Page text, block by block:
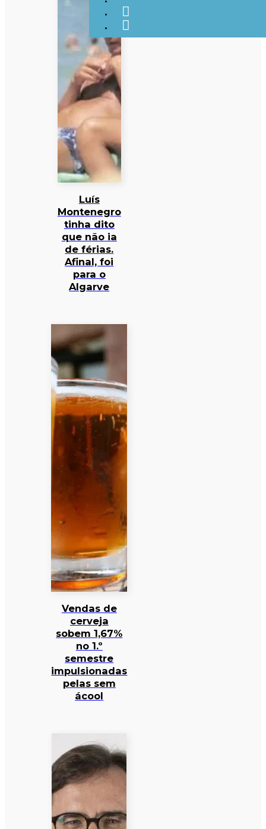
Luís
Montenegro
tinha dito
que não ia
de férias.
Afinal, foi
para o
Algarve
Vendas de
cerveja
sobem 1,67%
no 1.º
semestre
impulsionadas
pelas sem
ácool